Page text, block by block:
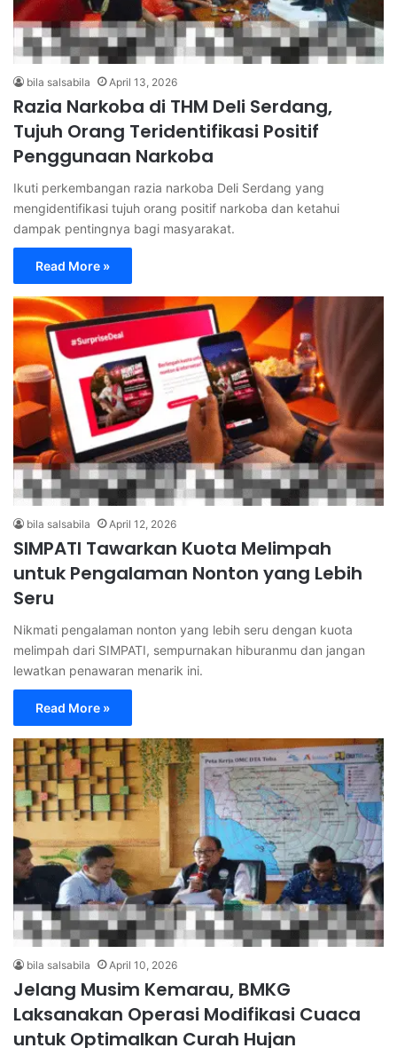
bila salsabila April 13, 2026
Razia Narkoba di THM Deli Serdang,
Tujuh Orang Teridentifikasi Positif
Penggunaan Narkoba
Ikuti perkembangan razia narkoba Deli Serdang yang
mengidentifikasi tujuh orang positif narkoba dan ketahui
dampak pentingnya bagi masyarakat.
Read More »
bila salsabila April 12, 2026
SIMPATI Tawarkan Kuota Melimpah
untuk Pengalaman Nonton yang Lebih
Seru
Nikmati pengalaman nonton yang lebih seru dengan kuota
melimpah dari SIMPATI, sempurnakan hiburanmu dan jangan
lewatkan penawaran menarik ini.
Read More »
bila salsabila April 10, 2026
Jelang Musim Kemarau, BMKG
Laksanakan Operasi Modifikasi Cuaca
untuk Optimalkan Curah Hujan